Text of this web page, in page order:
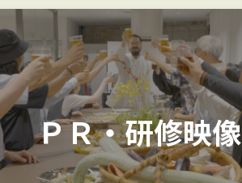
ＰＲ・研修映像